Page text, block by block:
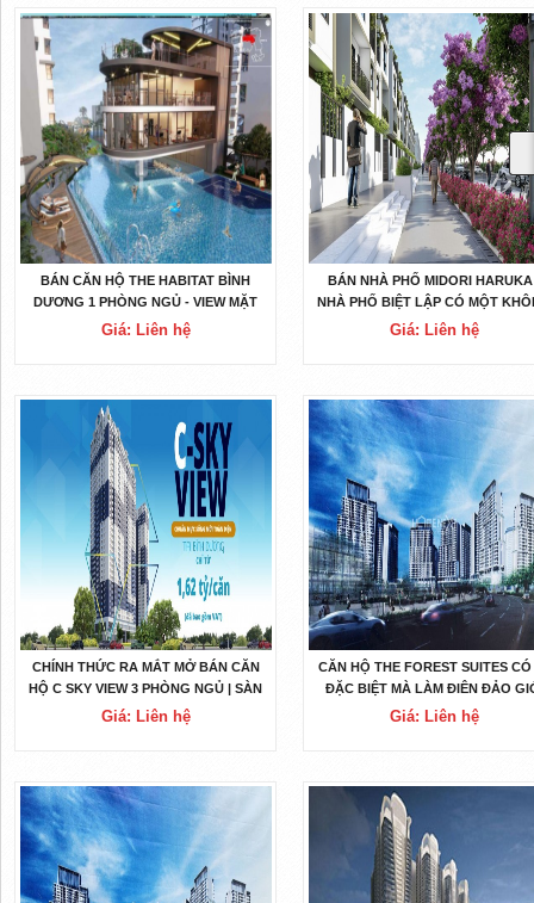
BÁN CĂN HỘ THE HABITAT BÌNH
DƯƠNG 1 PHÒNG NGỦ - VIEW MẶT
TIỀN QL13
Giá: Liên hệ
BÁN NHÀ PHỐ MIDORI
NHÀ PHỐ BIỆT LẬP CÓ MỘT
HAI TẠI BÌNH DƯƠNG
Giá: Liên hệ
CHÍNH THỨC RA MẮT MỞ BÁN CĂN
HỘ C SKY VIEW 3 PHÒNG NGỦ | SÀN
PHÂN PHỐI HOMENEXT
Giá: Liên hệ
CĂN HỘ THE FOREST SUITES
ĐẶC BIỆT MÀ LÀM ĐIÊN ĐẢO
ĐẦU TƯ NHỮNG NGÀY QUA
Giá: Liên hệ